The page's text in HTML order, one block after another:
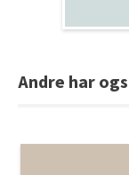
Andre har